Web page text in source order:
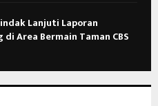
Lanjuti Laporan
Area Bermain Taman CBS